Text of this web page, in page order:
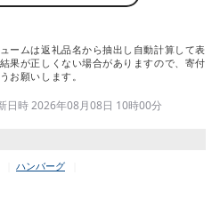
ームは返礼品名から抽出し自動計算して表
果が正しくない場合がありますので、寄付
お願いします。
日時 2026年08月08日 10時00分
ハンバーグ